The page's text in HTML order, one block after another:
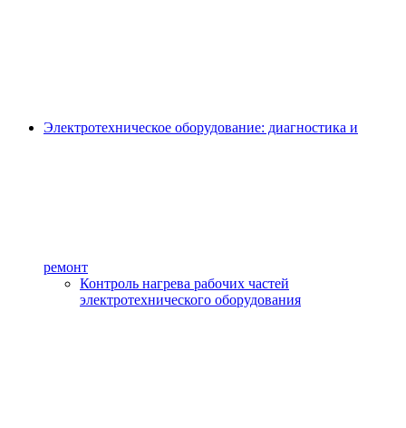
Электротехническое оборудование: диагностика и
ремонт
Контроль нагрева рабочих частей
электротехнического оборудования